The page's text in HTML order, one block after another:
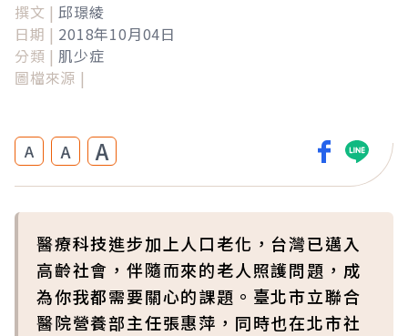
撰文 | 邱璟綾
日期 | 2018年10月04日
分類 | 肌少症
圖檔來源 |
A A A
醫療科技進步加上人口老化，台灣已邁入
高齡社會，伴隨而來的老人照護問題，成
為你我都需要關心的課題。臺北市立聯合
醫院營養部主任張惠萍，同時也在北市社